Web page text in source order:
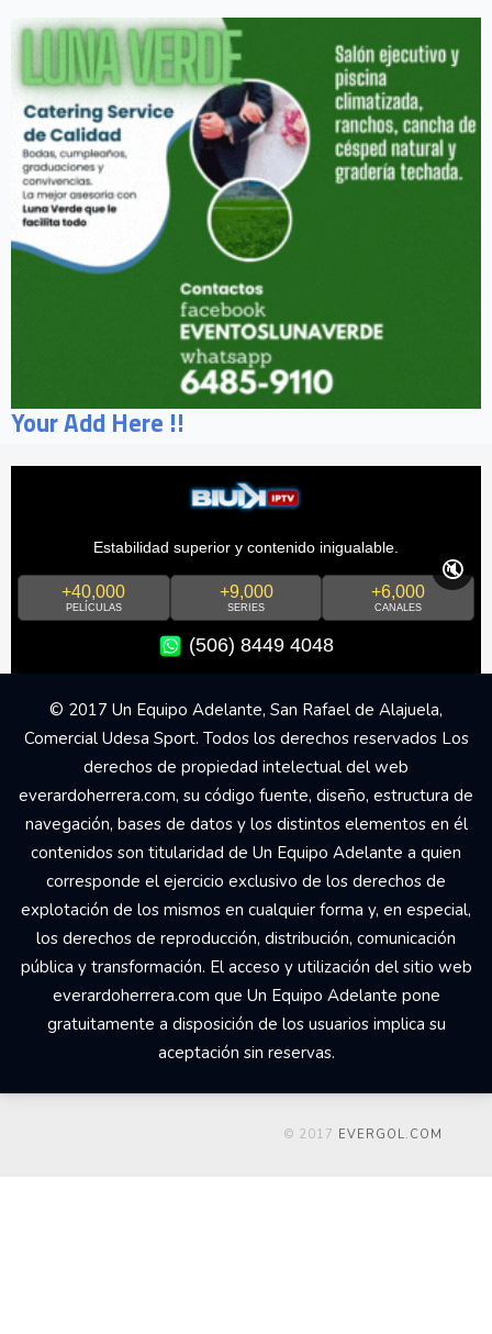
Your Add Here !!
Estabilidad superior y contenido inigualable.
+40,000
PELÍCULAS
+9,000
SERIES
+6,000
CANALES
(506) 8449 4048
🔇
© 2017 Un Equipo Adelante, San Rafael de Alajuela,
Comercial Udesa Sport. Todos los derechos reservados Los
derechos de propiedad intelectual del web
everardoherrera.com, su código fuente, diseño, estructura de
navegación, bases de datos y los distintos elementos en él
contenidos son titularidad de Un Equipo Adelante a quien
corresponde el ejercicio exclusivo de los derechos de
explotación de los mismos en cualquier forma y, en especial,
los derechos de reproducción, distribución, comunicación
pública y transformación. El acceso y utilización del sitio web
everardoherrera.com que Un Equipo Adelante pone
gratuitamente a disposición de los usuarios implica su
aceptación sin reservas.
© 2017 EVERGOL.COM